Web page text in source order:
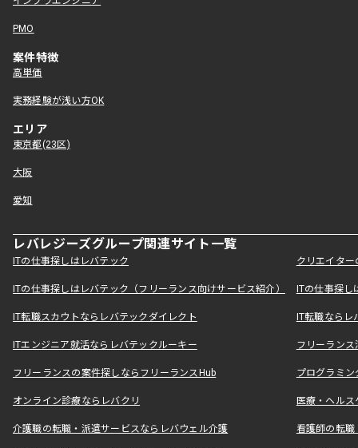
PMO
案件特徴
高単価
実務経験が浅い方OK
エリア
東京都(23区)
大阪
愛知
レバレジーズグループ関連サイト一覧
ITの仕事探しはレバテック クリエイタ
ITの仕事探しはレバテック（フリーランス向けサービス紹介） ITの仕事探
IT転職スカウトならレバテックダイレクト IT転職なら
ITエンジニア就活ならレバテックルーキー フリーラン
フリーランスの案件探しならフリーランスHub プログラミ
オンライン診療ならレバクリ 医療・ヘル
介護職の転職・派遣サービスならレバウェル介護 看護師の転